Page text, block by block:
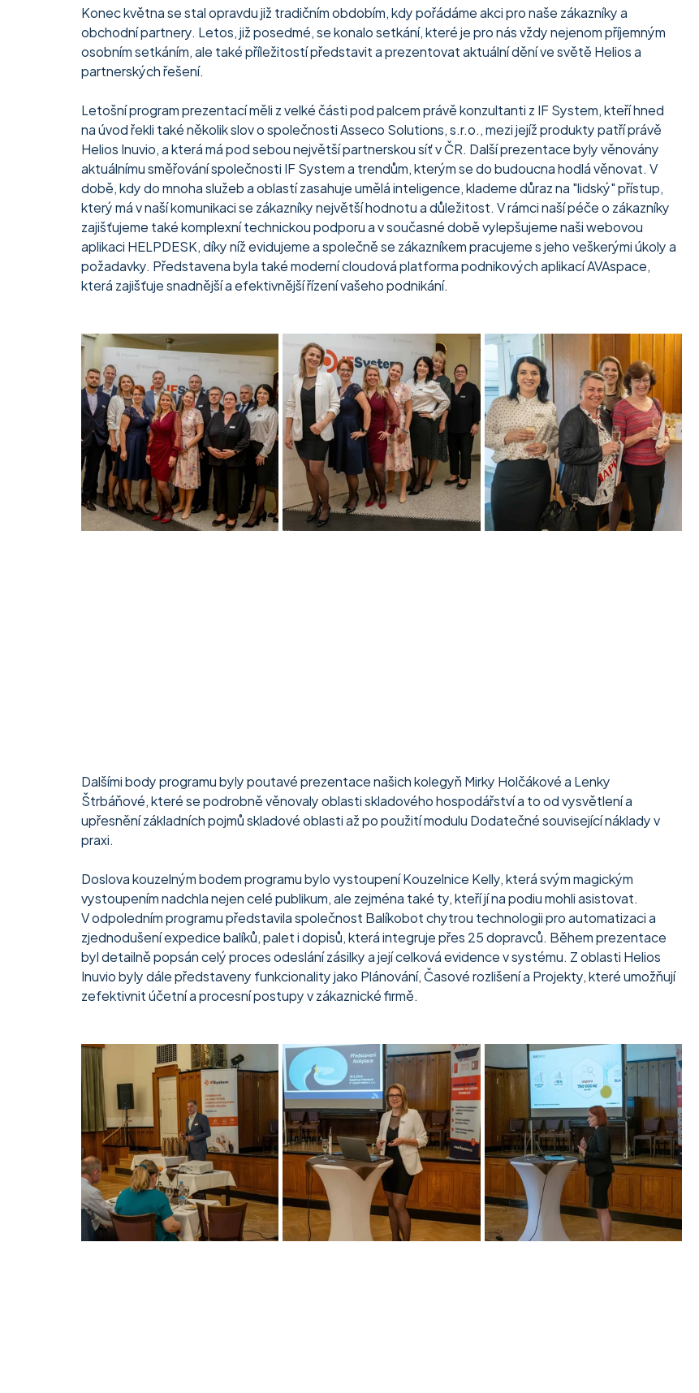
Konec května se stal opravdu již tradičním obdobím, kdy pořádáme akci pro naše zákazníky a
obchodní partnery. Letos, již posedmé, se konalo setkání, které je pro nás vždy nejenom příjemným
osobním setkáním, ale také příležitostí představit a prezentovat aktuální dění ve světě Helios a
partnerských řešení.
Letošní program prezentací měli z velké části pod palcem právě konzultanti z IF System, kteří hned
na úvod řekli také několik slov o společnosti Asseco Solutions, s.r.o., mezi jejíž produkty patří právě
Helios Inuvio, a která má pod sebou největší partnerskou síť v ČR. Další prezentace byly věnovány
aktuálnímu směřování společnosti IF System a trendům, kterým se do budoucna hodlá věnovat. V
době, kdy do mnoha služeb a oblastí zasahuje umělá inteligence, klademe důraz na "lidský" přístup,
který má v naší komunikaci se zákazníky největší hodnotu a důležitost. V rámci naší péče o zákazníky
zajišťujeme také komplexní technickou podporu a v současné době vylepšujeme naši webovou
aplikaci HELPDESK, díky níž evidujeme a společně se zákazníkem pracujeme s jeho veškerými úkoly a
požadavky. Představena byla také moderní cloudová platforma podnikových aplikací AVAspace,
která zajišťuje snadnější a efektivnější řízení vašeho podnikání.
Dalšími body programu byly poutavé prezentace našich kolegyň Mirky Holčákové a Lenky
Štrbáňové, které se podrobně věnovaly oblasti skladového hospodářství a to od vysvětlení a
upřesnění základních pojmů skladové oblasti až po použití modulu Dodatečné související náklady v
praxi.
Doslova kouzelným bodem programu bylo vystoupení Kouzelnice Kelly, která svým magickým
vystoupením nadchla nejen celé publikum, ale zejména také ty, kteří jí na podiu mohli asistovat.
V odpoledním programu představila společnost Balíkobot chytrou technologii pro automatizaci a
zjednodušení expedice balíků, palet i dopisů, která integruje přes 25 dopravců. Během prezentace
byl detailně popsán celý proces odeslání zásilky a její celková evidence v systému. Z oblasti Helios
Inuvio byly dále představeny funkcionality jako Plánování, Časové rozlišení a Projekty, které umožňují
zefektivnit účetní a procesní postupy v zákaznické firmě.